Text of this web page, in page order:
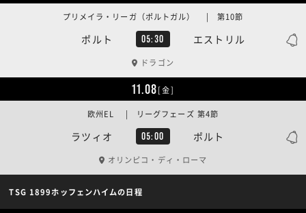
ポルト 05:30 エストリル
プリメイラ・リーガ（ポルトガル） | 第10節
ドラゴン
11.08[金]
ラツィオ 05:00 ポルト
欧州EL | リーグフェーズ 第4節
オリンピコ・ディ・ローマ
TSG 1899ホッフェンハイムの日程